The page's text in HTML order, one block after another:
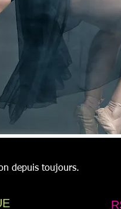
depuis toujours.